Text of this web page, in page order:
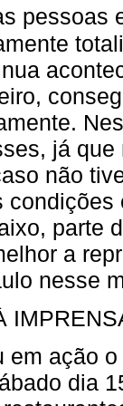
pessoas
já
não
parte
a
nesse
em ação
dia